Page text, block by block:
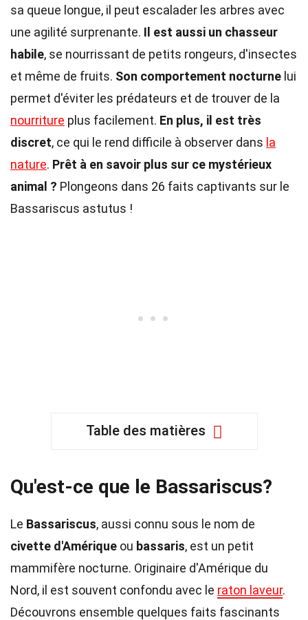
sa queue longue, il peut escalader les arbres avec
une agilité surprenante. Il est aussi un chasseur
habile, se nourrissant de petits rongeurs, d'insectes
et même de fruits. Son comportement nocturne lui
permet d'éviter les prédateurs et de trouver de la
nourriture plus facilement. En plus, il est très
discret, ce qui le rend difficile à observer dans la
nature. Prêt à en savoir plus sur ce mystérieux
animal ? Plongeons dans 26 faits captivants sur le
Bassariscus astutus !
Table des matières
Qu'est-ce que le Bassariscus?
Le Bassariscus, aussi connu sous le nom de
civette d'Amérique ou bassaris, est un petit
mammifère nocturne. Originaire d'Amérique du
Nord, il est souvent confondu avec le raton laveur.
Découvrons ensemble quelques faits fascinants